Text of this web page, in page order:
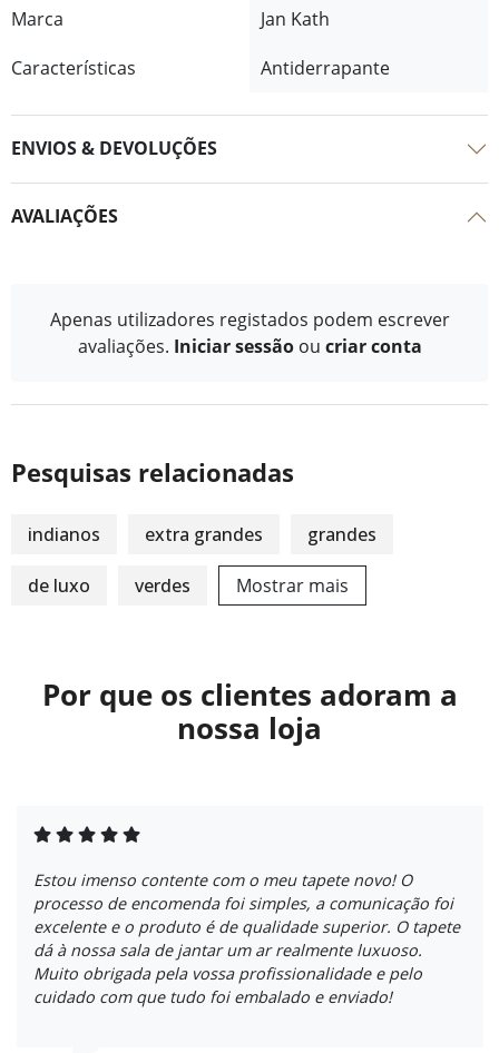
Marca
Jan Kath
Características
Antiderrapante
ENVIOS & DEVOLUÇÕES
AVALIAÇÕES
Apenas utilizadores registados podem escrever
avaliações. Iniciar sessão ou criar conta
Pesquisas relacionadas
indianos extra grandes grandes
de luxo verdes Mostrar mais
Por que os clientes adoram a
nossa loja
Estou imenso contente com o meu tapete novo! O
processo de encomenda foi simples, a comunicação foi
excelente e o produto é de qualidade superior. O tapete
dá à nossa sala de jantar um ar realmente luxuoso.
Muito obrigada pela vossa profissionalidade e pelo
cuidado com que tudo foi embalado e enviado!